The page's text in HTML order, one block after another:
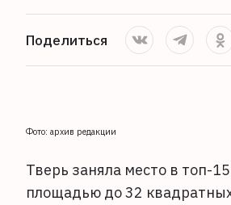
Поделиться
Фото: архив редакции
Тверь заняла место в топ-
площадью до 32